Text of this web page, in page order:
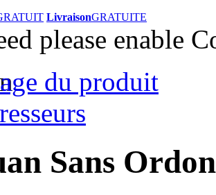
LivraisonGRATUITE
please enable
du produit
Sans